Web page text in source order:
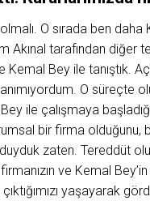
olmalı. O sırada ben
Akınal tarafından diğer
Kemal Bey ile tanıştık.
O
ile çalışmaya
bir firma olduğunu,
zaten. Tereddüt
ve Kemal
yaşayarak